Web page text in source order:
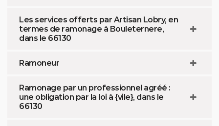
Les services offerts par Artisan Lobry, en
termes de ramonage à Bouleternere,
dans le 66130
Ramoneur
Ramonage par un professionnel agréé :
une obligation par la loi à {vile}, dans le
66130